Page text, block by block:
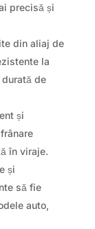
precisă și
din aliaj de
la
de
și
în viraje.
și
să fie
auto,